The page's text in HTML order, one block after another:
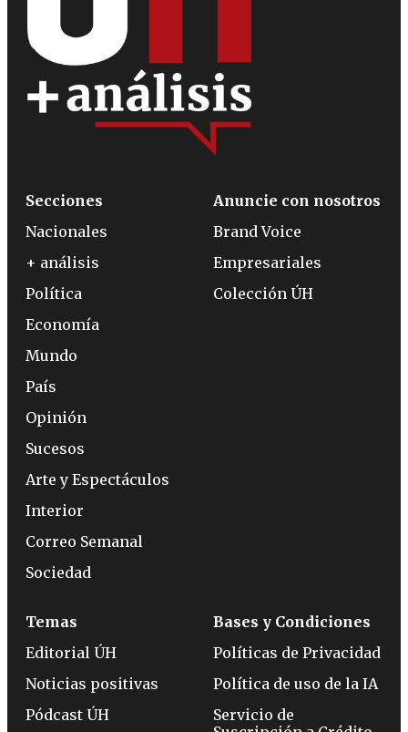
Secciones
Nacionales
+ análisis
Política
Economía
Mundo
País
Opinión
Sucesos
Arte y Espectáculos
Interior
Correo Semanal
Sociedad
Anuncie con nosotros
Brand Voice
Empresariales
Colección ÚH
Temas
Editorial ÚH
Noticias positivas
Pódcast ÚH
Bases y Condiciones
Políticas de Privacidad
Política de uso de la IA
Servicio de